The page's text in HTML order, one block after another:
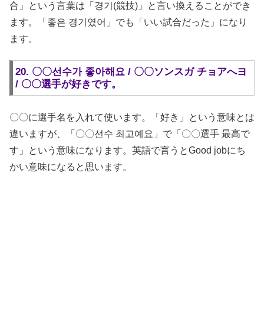
合」という言葉は「경기(競技)」と言い換えることができ
ます。「좋은 경기였어」でも「いい試合だった」になり
ます。
20. 〇〇선수가 좋아해요 / 〇〇ソンスガ チョアへヨ
/ 〇〇選手が好きです。
〇〇に選手名を入れて使います。「好き」という意味とは
違いますが、「〇〇선수 최고예요」で「〇〇選手 最高で
す」という意味になります。英語で言うとGood jobにち
かい意味になると思います。